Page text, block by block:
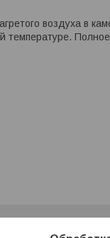
воздуха в
температуре.